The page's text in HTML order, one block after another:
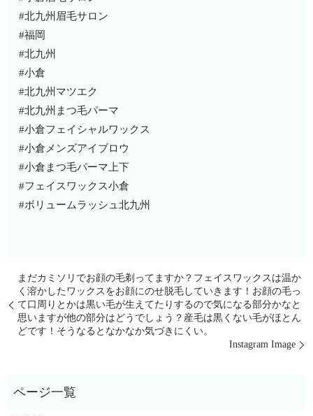
#北九州眉毛サロン
#福岡
#北九州
#小倉
#北九州マツエク
#北九州まつ毛パーマ
#小倉フェイシャルワックス
#小倉メンズアイブロウ
#小倉まつ毛パーマ上下
#フェイスワックス小倉
#ボリュームラッシュ北九州
まだカミソリでお顔の毛剃ってますか？フェイスワックスは温か
く溶かしたワックスをお顔にのせ脱毛していきます！お顔の毛っ
て口周りとかは黒い毛が生えてたりするので気になる部分かなと
思いますが他の部分はどうでしょう？産毛は黒くない毛がほとん
どです！そうなるとなかなか気づきにくい。
Instagram Image